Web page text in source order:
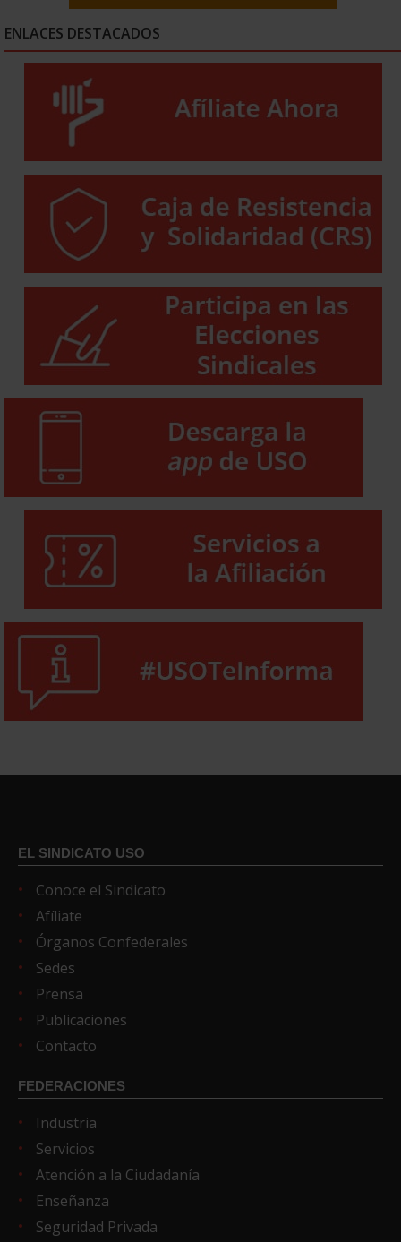
ENLACES DESTACADOS
EL SINDICATO USO
Conoce el Sindicato
Afíliate
Órganos Confederales
Sedes
Prensa
Publicaciones
Contacto
FEDERACIONES
Industria
Servicios
Atención a la Ciudadanía
Enseñanza
Seguridad Privada